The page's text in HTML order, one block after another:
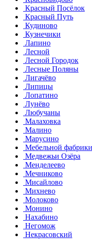
Красный Посёлок
Красный Путь
Кудиново
Кузнечики
Лапино
Лесной
Лесной Городок
Лесные Поляны
Лигачёво
Липицы
Лопатино
Лунёво
Любучаны
Малаховка
Малино
Марусино
Мебельной фабрики
Медвежьи Озёра
Менделеево
Мечниково
Мисайлово
Михнево
Молоково
Монино
Нахабино
Негомож
Некрасовский